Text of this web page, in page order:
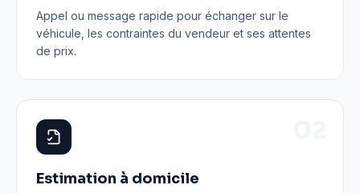
Appel ou message rapide pour échanger sur le
véhicule, les contraintes du vendeur et ses attentes
de prix.
Estimation à domicile